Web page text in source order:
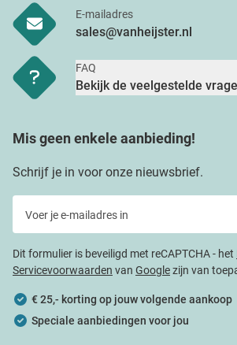
E-mailadres
sales@vanheijster.nl
FAQ
Bekijk de veelgestelde
Mis geen enkele aanbieding!
Schrijf je in voor onze nieuwsbrief.
Dit formulier is beveiligd met reCAPTCHA - het
Servicevoorwaarden van Googlezijn van
€ 25,- korting op jouw volgende aankoop
Speciale aanbiedingen voor jou